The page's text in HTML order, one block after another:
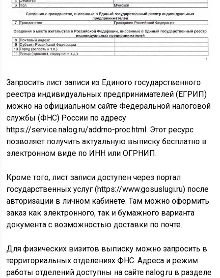
Запросить лист записи из Единого государственного
реестра индивидуальных предпринимателей (ЕГРИП)
можно на официальном сайте Федеральной налоговой
службы (ФНС) России по адресу
https://service.nalog.ru/addrno-proc.html. Этот ресурс
позволяет получить актуальную выписку бесплатно в
электронном виде по ИНН или ОГРНИП.
Кроме того, лист записи доступен через портал
государственных услуг (https://www.gosuslugi.ru) после
авторизации в личном кабинете. Там можно оформить
заказ как электронного, так и бумажного варианта
документа с возможностью доставки по почте.
Для физических визитов выписку можно запросить в
территориальных отделениях ФНС. Адреса и режим
работы отделений доступны на сайте nalog.ru в разделе